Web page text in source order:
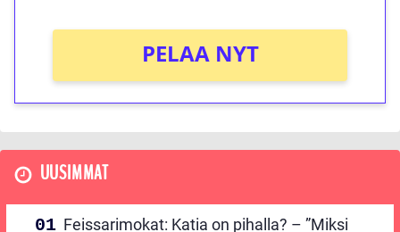
PELAA NYT
UUSIMMAT
Feissarimokat: Katia on pihalla? – ”Miksi